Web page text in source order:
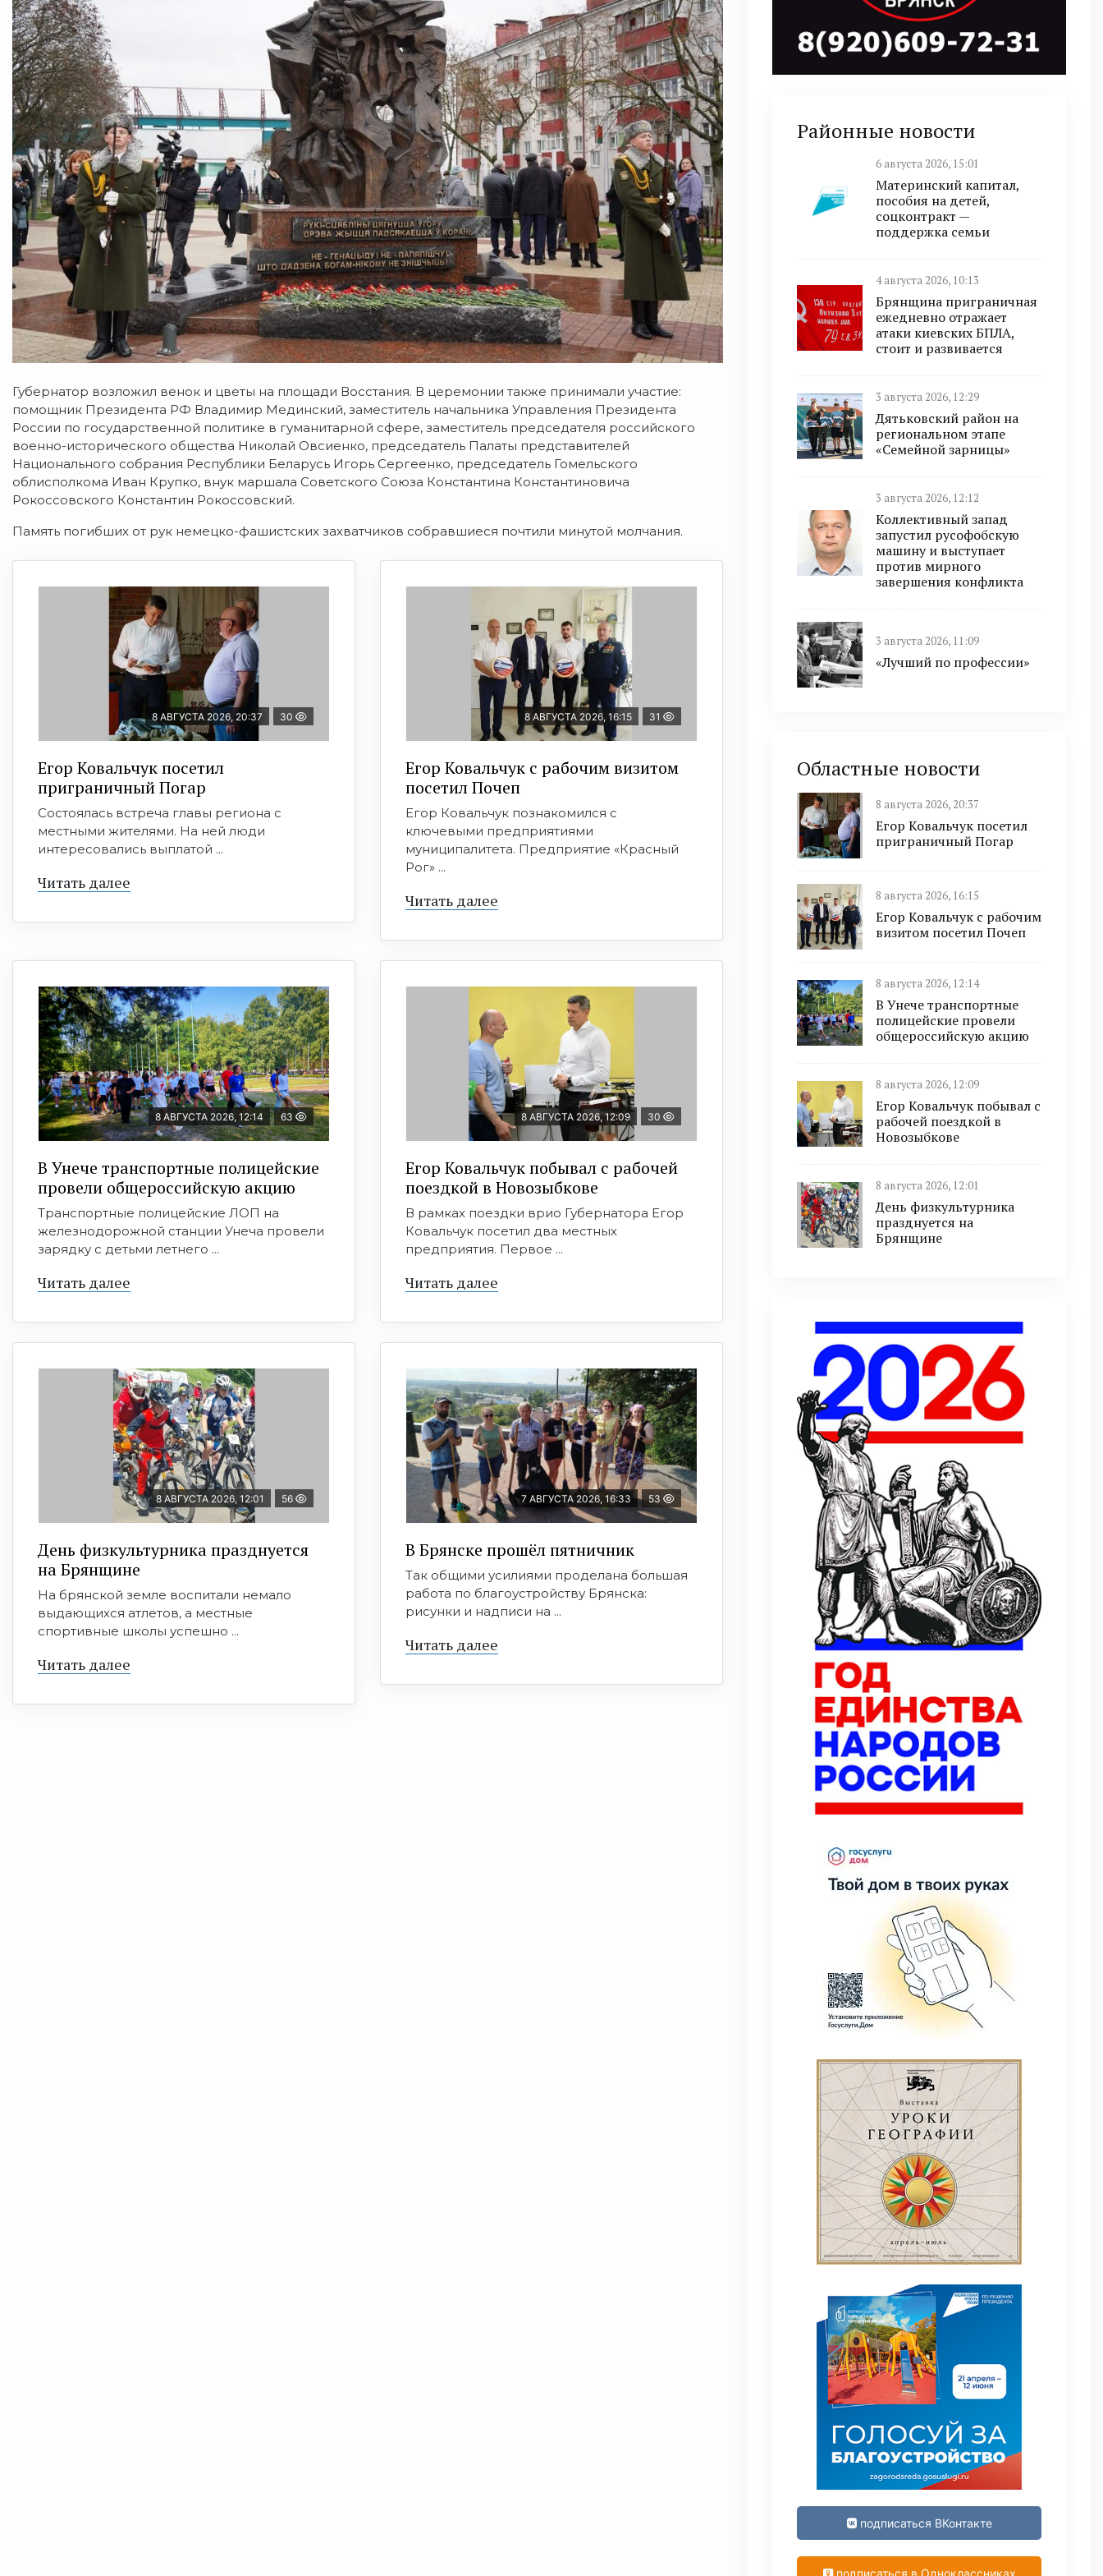
Губернатор возложил венок и цветы на площади Восстания. В церемонии также принимали участие:
помощник Президента РФ Владимир Мединский, заместитель начальника Управления Президента
России по государственной политике в гуманитарной сфере, заместитель председателя российского
военно-исторического общества Николай Овсиенко, председатель Палаты представителей
Национального собрания Республики Беларусь Игорь Сергеенко, председатель Гомельского
облисполкома Иван Крупко, внук маршала Советского Союза Константина Константиновича
Рокоссовского Константин Рокоссовский.
Память погибших от рук немецко-фашистских захватчиков собравшиеся почтили минутой молчания.
8 АВГУСТА 2026, 20:37 30
Егор Ковальчук посетил
приграничный Погар
Состоялась встреча главы региона с
местными жителями. На ней люди
интересовались выплатой ...
Читать далее
8 АВГУСТА 2026, 16:15 31
Егор Ковальчук с рабочим визитом
посетил Почеп
Егор Ковальчук познакомился с
ключевыми предприятиями
муниципалитета. Предприятие «Красный
Рог» ...
Читать далее
8 АВГУСТА 2026, 12:14 63
В Унече транспортные полицейские
провели общероссийскую акцию
Транспортные полицейские ЛОП на
железнодорожной станции Унеча провели
зарядку с детьми летнего ...
Читать далее
8 АВГУСТА 2026, 12:09 30
Егор Ковальчук побывал с рабочей
поездкой в Новозыбкове
В рамках поездки врио Губернатора Егор
Ковальчук посетил два местных
предприятия. Первое ...
Читать далее
8 АВГУСТА 2026, 12:01 56
День физкультурника празднуется
на Брянщине
На брянской земле воспитали немало
выдающихся атлетов, а местные
спортивные школы успешно ...
Читать далее
7 АВГУСТА 2026, 16:33 53
В Брянске прошёл пятничник
Так общими усилиями проделана большая
работа по благоустройству Брянска:
рисунки и надписи на ...
Читать далее
Районные новости
6 августа 2026, 15:01
Материнский капитал,
пособия на детей,
соцконтракт —
поддержка семьи
4 августа 2026, 10:13
Брянщина приграничная
ежедневно отражает
атаки киевских БПЛА,
стоит и развивается
3 августа 2026, 12:29
Дятьковский район на
региональном этапе
«Семейной зарницы»
3 августа 2026, 12:12
Коллективный запад
запустил русофобскую
машину и выступает
против мирного
завершения конфликта
3 августа 2026, 11:09
«Лучший по профессии»
Областные новости
8 августа 2026, 20:37
Егор Ковальчук посетил
приграничный Погар
8 августа 2026, 16:15
Егор Ковальчук с рабочим
визитом посетил Почеп
8 августа 2026, 12:14
В Унече транспортные
полицейские провели
общероссийскую акцию
8 августа 2026, 12:09
Егор Ковальчук побывал с
рабочей поездкой в
Новозыбкове
8 августа 2026, 12:01
День физкультурника
празднуется на
Брянщине
подписаться ВКонтакте